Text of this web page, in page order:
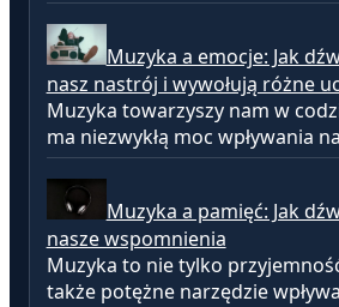
Muzyka a emocje: Jak
nasz nastrój i wywołują różne
Muzyka towarzyszy nam w
ma niezwykłą moc wpływania
Muzyka a pamięć: Jak
nasze wspomnienia
Muzyka to nie tylko
także potężne narzędzie